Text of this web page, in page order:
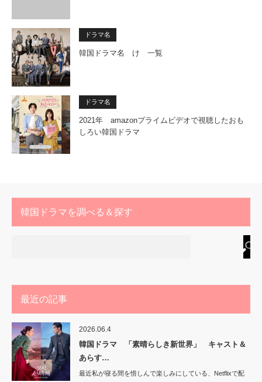
ドラマ名
韓国ドラマ名 け 一覧
ドラマ名
2021年 amazonプライムビデオで視聴したおも
しろい韓国ドラマ
韓国ドラマを調べる＆探す
最近の記事
2026.06.4
韓国ドラマ 「素晴らしき新世界」 キャスト＆
あらす…
最近私が寝る間を惜しんで楽しみにしている、Netflixで配